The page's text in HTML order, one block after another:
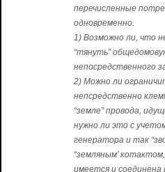
перечисленные
одновременно.
1) Возможно ли, что
“тянуть”
непосредственного
2) Можно ли
непсредственно
“земле” провода,
нужно ли это с
генератора и так
“земляным’
имеется и